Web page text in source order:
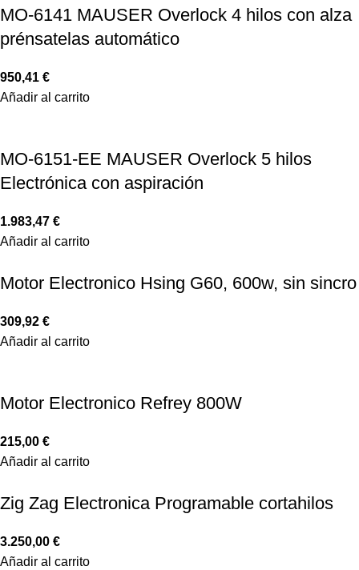
MO-6141 MAUSER Overlock 4 hilos con alza
prénsatelas automático
950,41 €
Añadir al carrito
MO-6151-EE MAUSER Overlock 5 hilos
Electrónica con aspiración
1.983,47 €
Añadir al carrito
Motor Electronico Hsing G60, 600w, sin sincro
309,92 €
Añadir al carrito
Motor Electronico Refrey 800W
215,00 €
Añadir al carrito
Zig Zag Electronica Programable cortahilos
3.250,00 €
Añadir al carrito